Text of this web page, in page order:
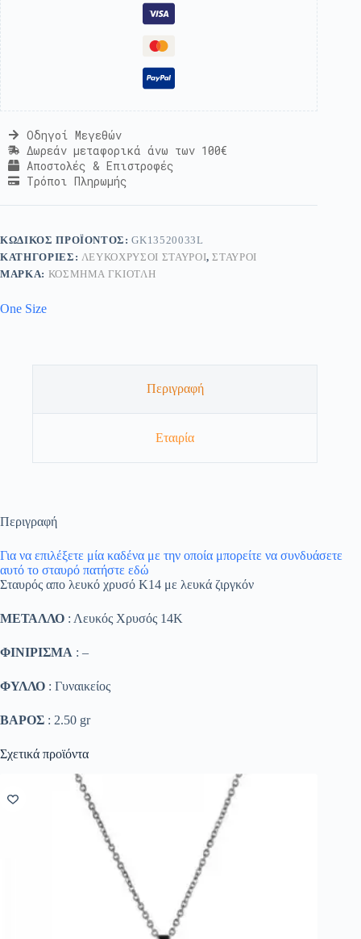
Οδηγοί Μεγεθών
Δωρεάν μεταφορικά άνω των 100€
Αποστολές & Επιστροφές
Τρόποι Πληρωμής
ΚΩΔΙΚΌΣ ΠΡΟΪΌΝΤΟΣ:GK13520033L
ΚΑΤΗΓΟΡΊΕΣ: ΛΕΥΚΌΧΡΥΣΟΙ ΣΤΑΥΡΟΊ,ΣΤΑΥΡΟΊ
ΜΆΡΚΑ: ΚΟΣΜΗΜΑ ΓΚΙΟΤΛΗ
One Size
Περιγραφή
Εταιρία
Περιγραφή
Για να επιλέξετε μία καδένα με την οποία μπορείτε να συνδυάσετε
αυτό το σταυρό πατήστε εδώ
Σταυρός απο λευκό χρυσό Κ14 με λευκά ζιργκόν
ΜΕΤΑΛΛΟ : Λευκός Χρυσός 14K
ΦΙΝΙΡΙΣΜΑ : –
ΦΥΛΛΟ : Γυναικείος
ΒΑΡΟΣ : 2.50 gr
Σχετικά προϊόντα